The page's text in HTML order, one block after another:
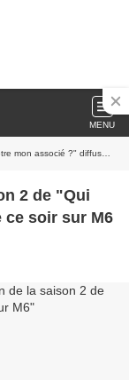
MENU
?" diffusée ce soir sur M6
2 de "Qui
soir sur M6